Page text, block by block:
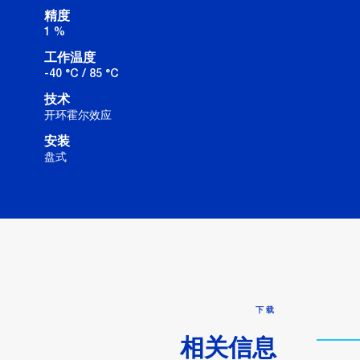
精度
1 %
工作温度
-40 °C / 85 °C
技术
开环霍尔效应
安装
盘式
下载
相关信息